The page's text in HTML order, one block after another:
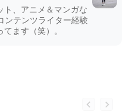
ト、アニメ＆マンガな
ンテンツライター経験
ます（笑）。